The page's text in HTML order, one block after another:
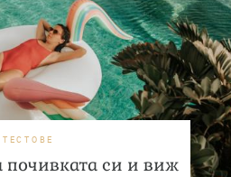
ТЕСТОВЕ
почивката си и виж